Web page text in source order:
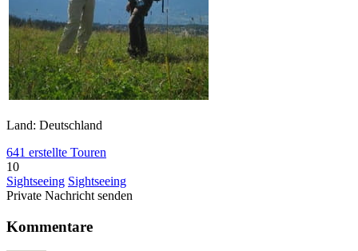
Land: Deutschland
641 erstellte Touren
10
Sightseeing Sightseeing
Private Nachricht senden
Kommentare